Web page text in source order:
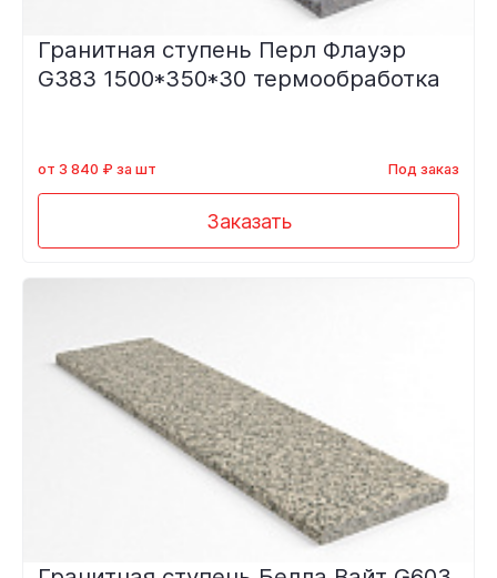
Гранитная ступень Перл Флауэр
G383 1500*350*30 термообработка
от 3 840 ₽ за шт Под заказ
Заказать